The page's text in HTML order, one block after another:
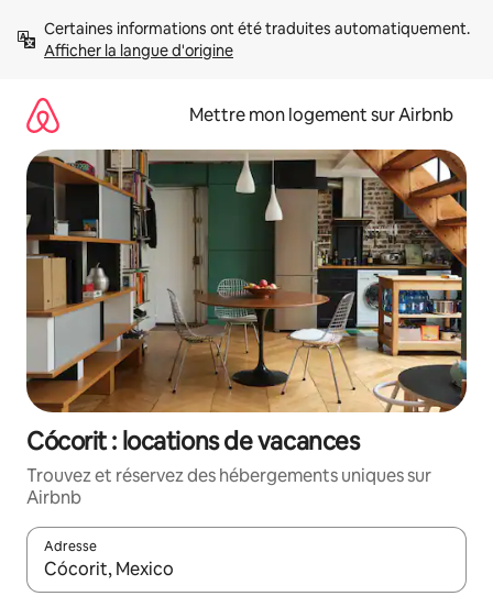
directement
Afficher la langue d'origine
Mettre mon logement sur Airbnb
Cócorit : locations de vacances
Trouvez et réservez des hébergements uniques sur
Airbnb
Adresse
Lorsque les résultats s'affichent, utilisez les flèches vers le